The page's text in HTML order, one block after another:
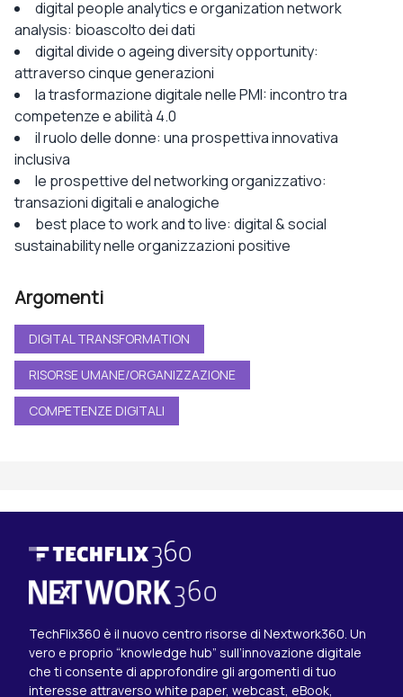
digital people analytics e organization network
analysis: bioascolto dei dati
digital divide o ageing diversity opportunity:
attraverso cinque generazioni
la trasformazione digitale nelle PMI: incontro tra
competenze e abilità 4.0
il ruolo delle donne: una prospettiva innovativa
inclusiva
le prospettive del networking organizzativo:
transazioni digitali e analogiche
best place to work and to live: digital & social
sustainability nelle organizzazioni positive
Argomenti
DIGITAL TRANSFORMATION
RISORSE UMANE/ORGANIZZAZIONE
COMPETENZE DIGITALI
TechFlix360 è il nuovo centro risorse di Nextwork360. Un
vero e proprio “knowledge hub” sull’innovazione digitale
che ti consente di approfondire gli argomenti di tuo
interesse attraverso white paper, webcast, eBook,